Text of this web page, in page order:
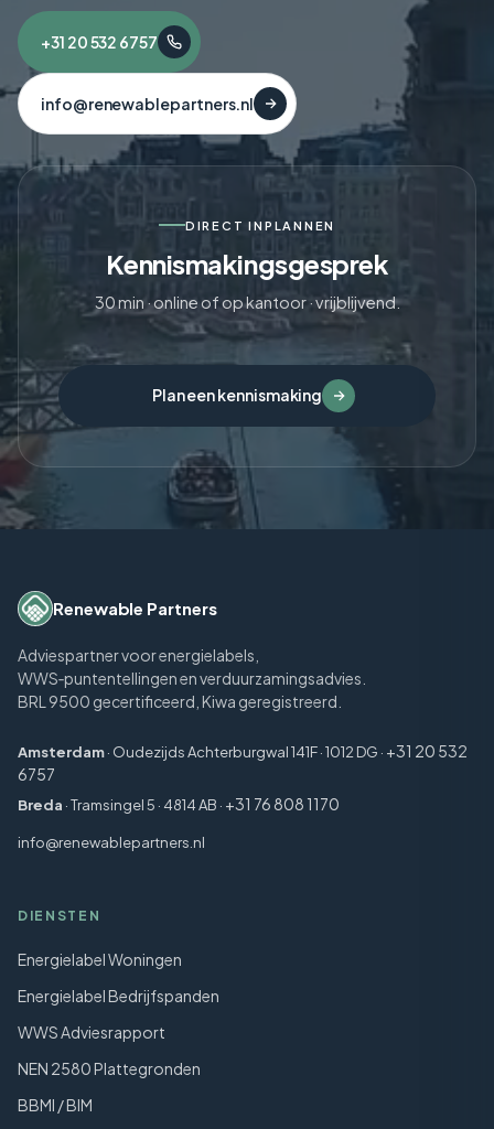
+31 20 532 6757
info@renewablepartners.nl
DIRECT INPLANNEN
Kennismakingsgesprek
30 min · online of op kantoor · vrijblijvend.
Plan een kennismaking
Renewable Partners
Adviespartner voor energielabels,
WWS‑puntentellingen en verduurzamingsadvies.
BRL 9500 gecertificeerd, Kiwa geregistreerd.
Amsterdam· Oudezijds Achterburgwal 141F · 1012 DG · +31 20 532
6757
Breda · Tramsingel 5 · 4814 AB · +31 76 808 1170
info@renewablepartners.nl
DIENSTEN
Energielabel Woningen
Energielabel Bedrijfspanden
WWS Adviesrapport
NEN 2580 Plattegronden
BBMI / BIM